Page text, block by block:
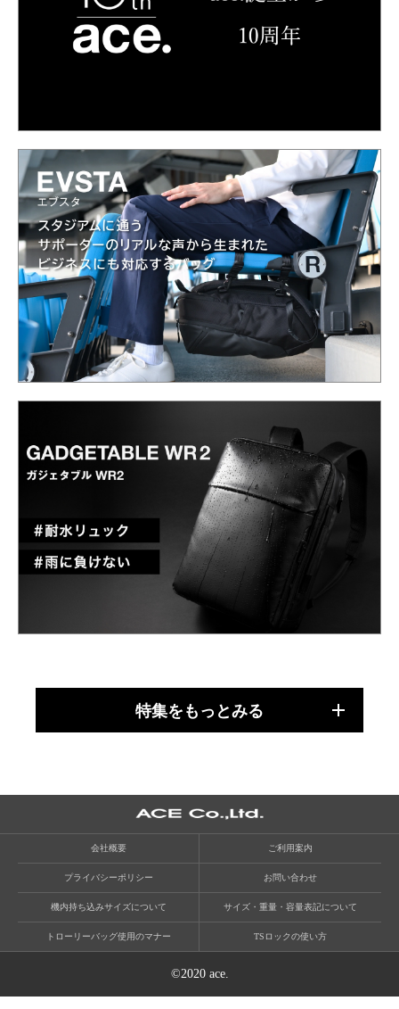
特集をもっとみる
会社概要 ご利用案内
プライバシーポリシー お問い合わせ
機内持ち込みサイズについて サイズ・重量・容量表記について
トローリーバッグ使用のマナー TSロックの使い方
©2020 ace.